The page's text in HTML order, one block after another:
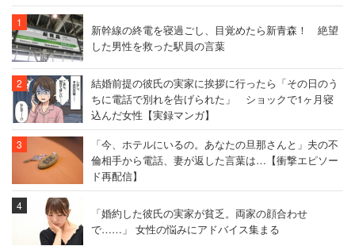
新幹線の終電を寝過ごし、目覚めたら新青森！ 絶望
した男性を救った駅員の言葉
結婚前提の彼氏の実家に挨拶に行ったら「その日のう
ちに電話で別れを告げられた」 ショックで1ヶ月寝
込んだ女性【実録マンガ】
「今、ホテルにいるの。あなたの旦那さんと」夫の不
倫相手から電話、妻が返した言葉は…【衝撃エピソー
ド再配信】
「婚約した彼氏の実家が貧乏。両家の顔合わせ
で……」 女性の悩みにアドバイス集まる